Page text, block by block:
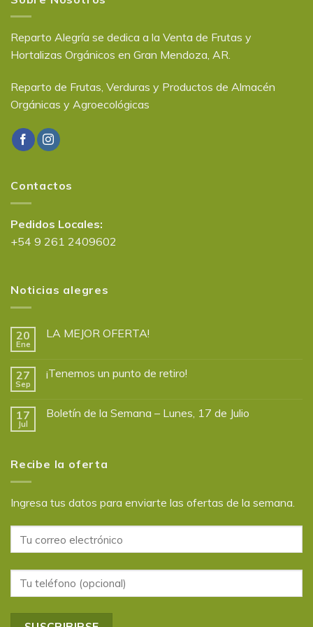
Reparto Alegría se dedica a la Venta de Frutas y
Hortalizas Orgánicos en Gran Mendoza, AR.
Reparto de Frutas, Verduras y Productos de Almacén
Orgánicas y Agroecológicas
Contactos
Pedidos Locales:
+54 9 261 2409602
Noticias alegres
20
Ene
LA MEJOR OFERTA!
27
Sep
¡Tenemos un punto de retiro!
17
Jul
Boletín de la Semana – Lunes, 17 de Julio
Recibe la oferta
Ingresa tus datos para enviarte las ofertas de la semana.